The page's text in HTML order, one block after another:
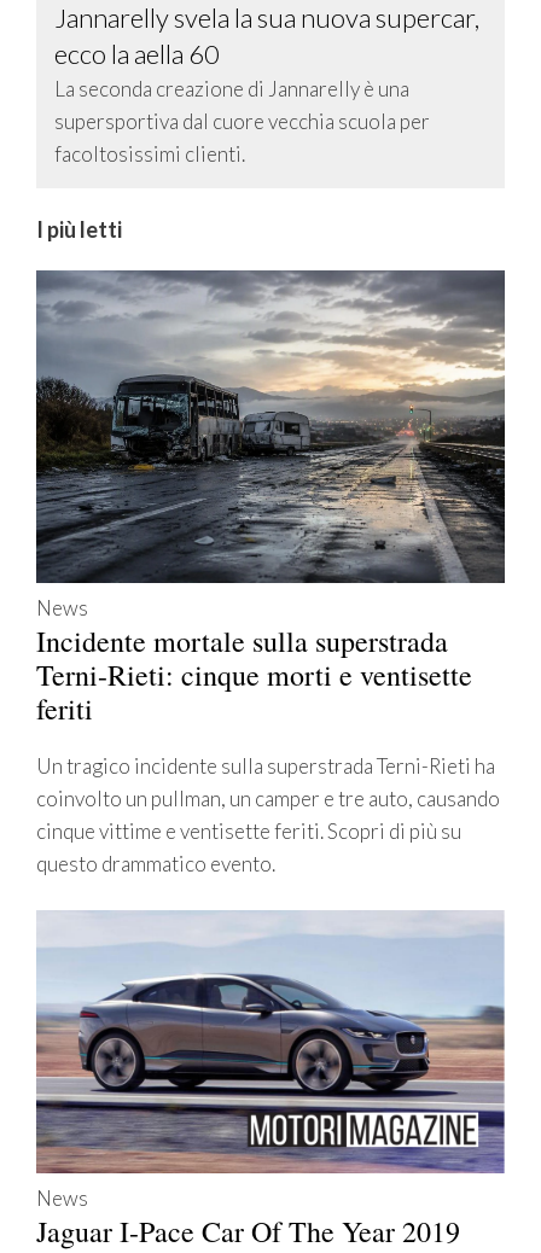
Jannarelly svela la sua nuova supercar,
ecco la aella 60
La seconda creazione di Jannarelly è una
supersportiva dal cuore vecchia scuola per
facoltosissimi clienti.
I più letti
News
Incidente mortale sulla superstrada
Terni-Rieti: cinque morti e ventisette
feriti
Un tragico incidente sulla superstrada Terni-Rieti ha
coinvolto un pullman, un camper e tre auto, causando
cinque vittime e ventisette feriti. Scopri di più su
questo drammatico evento.
News
Jaguar I-Pace Car Of The Year 2019